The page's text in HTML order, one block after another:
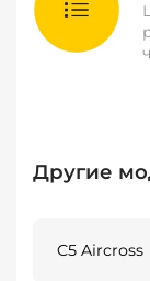
Другие
C5 Aircross